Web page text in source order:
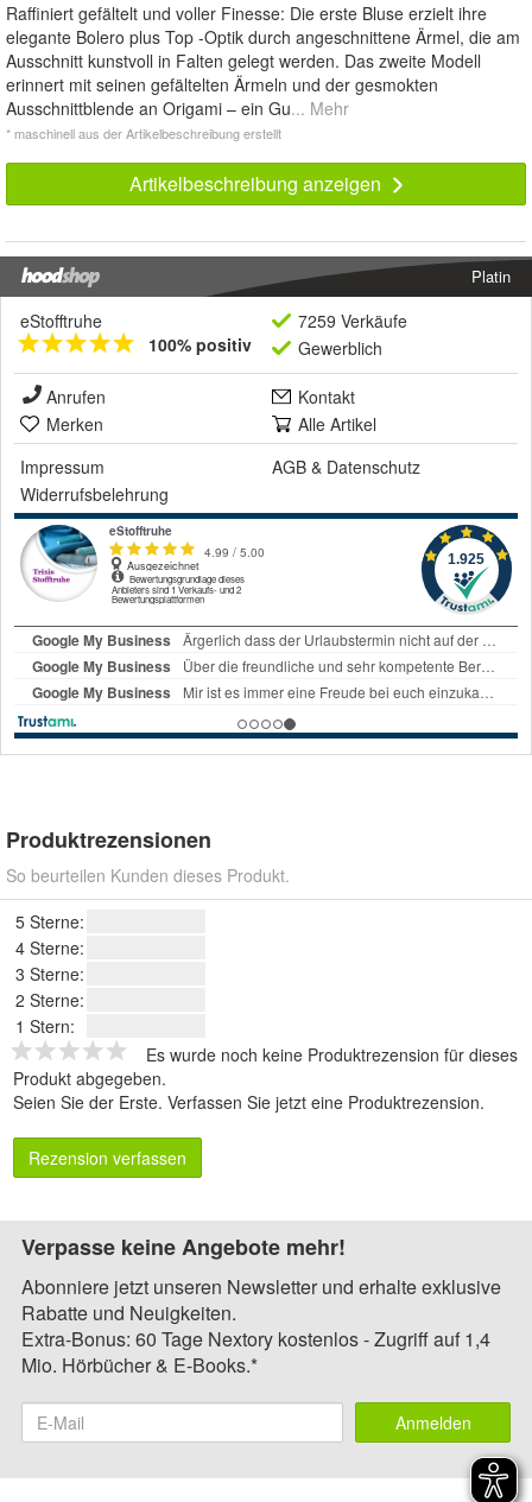
Raffiniert gefältelt und voller Finesse: Die erste Bluse erzielt ihre
elegante Bolero plus Top -Optik durch angeschnittene Ärmel, die am
Ausschnitt kunstvoll in Falten gelegt werden. Das zweite Modell
erinnert mit seinen gefältelten Ärmeln und der gesmokten
Ausschnittblende an Origami – ein Gu... Mehr
* maschinell aus der Artikelbeschreibung erstellt
Artikelbeschreibung anzeigen
Platin
eStofftruhe
100% positiv
7259 Verkäufe
Gewerblich
Anrufen
Kontakt
Merken
Alle Artikel
Impressum
AGB & Datenschutz
Widerrufsbelehrung
Produktrezensionen
So beurteilen Kunden dieses Produkt.
5 Sterne:
4 Sterne:
3 Sterne:
2 Sterne:
1 Stern:
Es wurde noch keine Produktrezension für dieses
Produkt abgegeben.
Seien Sie der Erste. Verfassen Sie jetzt eine Produktrezension.
Rezension verfassen
Verpasse keine Angebote mehr!
Abonniere jetzt unseren Newsletter und erhalte exklusive
Rabatte und Neuigkeiten.
Extra-Bonus: 60 Tage Nextory kostenlos - Zugriff auf 1,4
Mio. Hörbücher & E-Books.*
Anmelden